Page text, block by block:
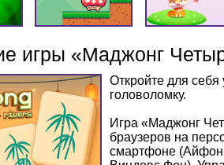
игры «Маджонг
Откройте для
головоломку.
Игра «Маджонг
браузеров на
смартфоне